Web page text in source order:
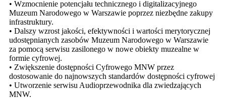
• Wzmocnienie potencjału technicznego i digitalizacyjnego
Muzeum Narodowego w Warszawie poprzez niezbędne zakupy
infrastruktury.
• Dalszy wzrost jakości, efektywności i wartości merytorycznej
udostępnianych zasobów Muzeum Narodowego w Warszawie
za pomocą serwisu zasilonego w nowe obiekty muzealne w
formie cyfrowej.
• Zwiększenie dostępności Cyfrowego MNW przez
dostosowanie do najnowszych standardów dostępności cyfrowej
• Utworzenie serwisu Audioprzewodnika dla zwiedzających
MNW.